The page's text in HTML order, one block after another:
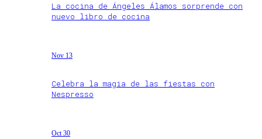
La cocina de Ángeles Álamos sorprende con
nuevo libro de cocina
Nov 13
Celebra la magia de las fiestas con
Nespresso
Oct 30